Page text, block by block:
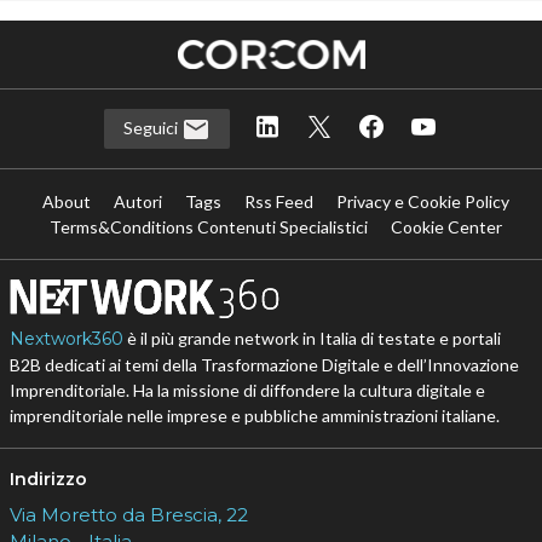
Seguici
About Autori Tags Rss Feed
Privacy e Cookie Policy
Terms&Conditions Contenuti Specialistici
Cookie Center
Nextwork360 è il più grande network in Italia di testate e portali
B2B dedicati ai temi della Trasformazione Digitale e dell’Innovazione
Imprenditoriale. Ha la missione di diffondere la cultura digitale e
imprenditoriale nelle imprese e pubbliche amministrazioni italiane.
Indirizzo
Via Moretto da Brescia, 22